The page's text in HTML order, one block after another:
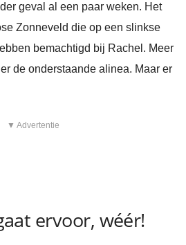
geval al een paar weken. Het
Zonneveld die op een slinkse
bemachtigd bij Rachel. Meer
de onderstaande alinea. Maar er
▼ Advertentie
ervoor, wéér!